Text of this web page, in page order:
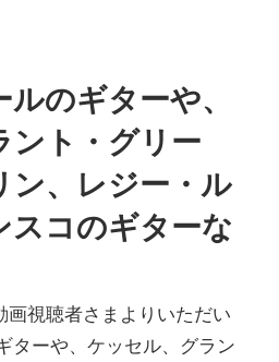
のギターや、
ント・グリー
ン、レジー・ル
スコのギターな
視聴者さまよりいただい
ターや、ケッセル、グラン